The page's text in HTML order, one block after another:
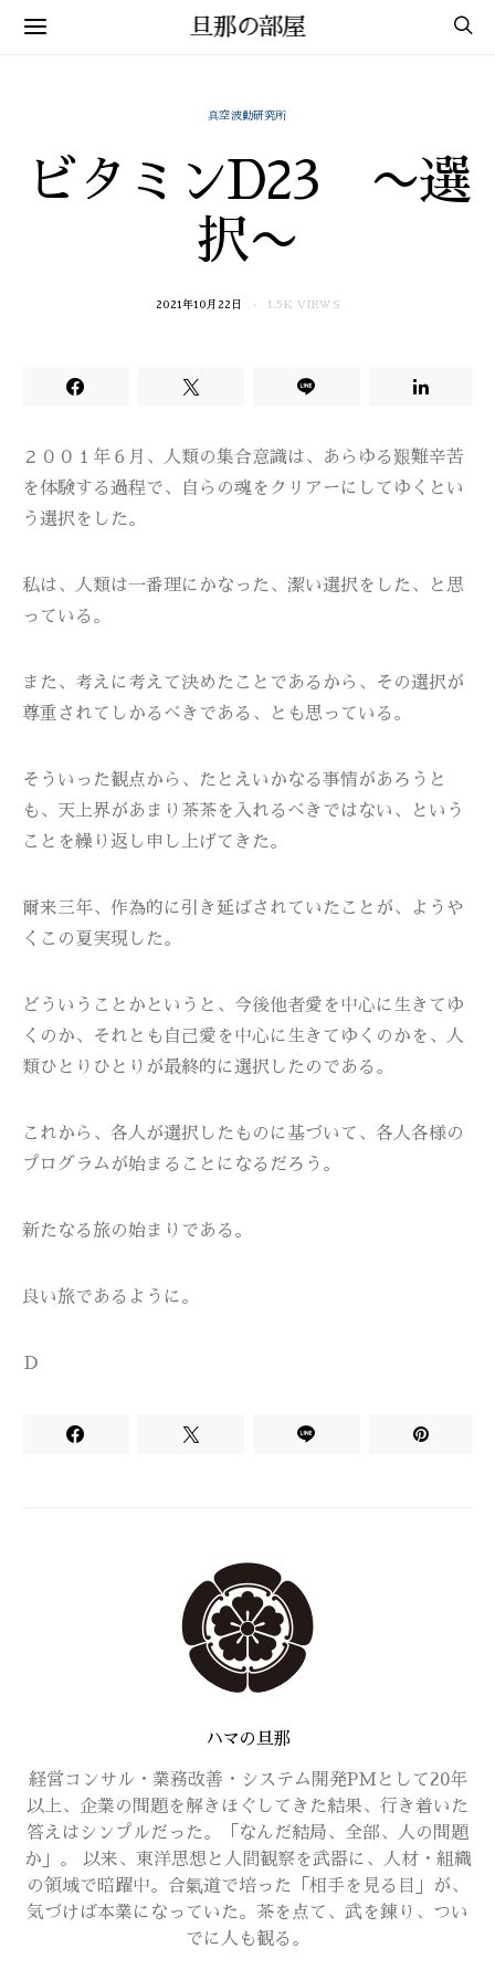
旦那の部屋
真空波動研究所
ビタミンD23 〜選
択〜
2021年10月22日 1.5K VIEWS
２００１年６月、人類の集合意識は、あらゆる艱難辛苦
を体験する過程で、自らの魂をクリアーにしてゆくとい
う選択をした。
私は、人類は一番理にかなった、潔い選択をした、と思
っている。
また、考えに考えて決めたことであるから、その選択が
尊重されてしかるべきである、とも思っている。
そういった観点から、たとえいかなる事情があろうと
も、天上界があまり茶茶を入れるべきではない、という
ことを繰り返し申し上げてきた。
爾来三年、作為的に引き延ばされていたことが、ようや
くこの夏実現した。
どういうことかというと、今後他者愛を中心に生きてゆ
くのか、それとも自己愛を中心に生きてゆくのかを、人
類ひとりひとりが最終的に選択したのである。
これから、各人が選択したものに基づいて、各人各様の
プログラムが始まることになるだろう。
新たなる旅の始まりである。
良い旅であるように。
Ｄ
ハマの旦那
経営コンサル・業務改善・システム開発PMとして20年
以上、企業の問題を解きほぐしてきた結果、行き着いた
答えはシンプルだった。「なんだ結局、全部、人の問題
か」。 以来、東洋思想と人間観察を武器に、人材・組織
の領域で暗躍中。合氣道で培った「相手を見る目」が、
気づけば本業になっていた。茶を点て、武を錬り、つい
でに人も観る。